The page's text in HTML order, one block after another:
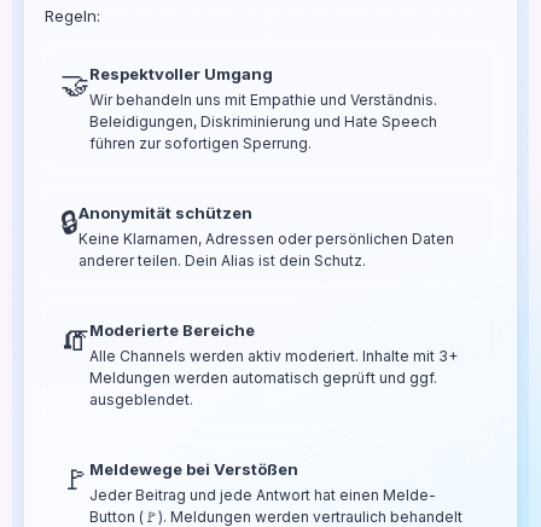
Regeln:
🤝Respektvoller Umgang
Wir behandeln uns mit Empathie und Verständnis.
Beleidigungen, Diskriminierung und Hate Speech
führen zur sofortigen Sperrung.
🔒Anonymität schützen
Keine Klarnamen, Adressen oder persönlichen Daten
anderer teilen. Dein Alias ist dein Schutz.
🧯Moderierte Bereiche
Alle Channels werden aktiv moderiert. Inhalte mit 3+
Meldungen werden automatisch geprüft und ggf.
ausgeblendet.
🚩 Meldewege bei Verstößen
Jeder Beitrag und jede Antwort hat einen Melde-
Button (🚩). Meldungen werden vertraulich behandelt